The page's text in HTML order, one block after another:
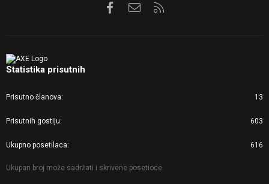
FacebookKontaktirajte nas
Statistika prisutnih
Prisutno članova 13
Prisutnih gostiju 603
Ukupno posetilaca 616
Ukupan broj može sadržati i skrivene posetioce.